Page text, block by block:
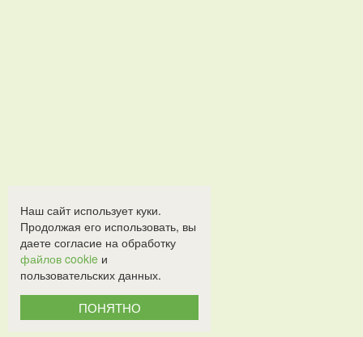
Наш сайт использует куки.
Продолжая его использовать, вы
даете согласие на обработку
файлов cookie и
пользовательских данных.
ПОНЯТНО